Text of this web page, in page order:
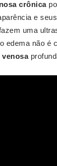
crônica
e seus
uma
edema não é
venosa